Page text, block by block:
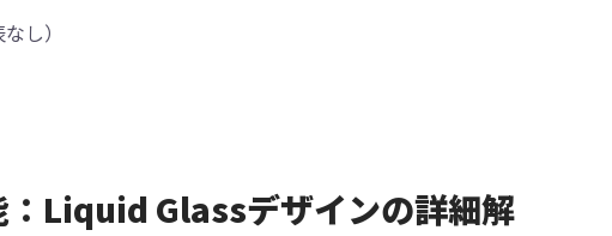
し）
Liquid Glassデザインの詳細解